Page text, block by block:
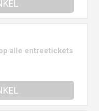
alle entreetickets